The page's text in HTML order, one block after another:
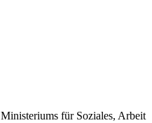
für Soziales, Arbeit